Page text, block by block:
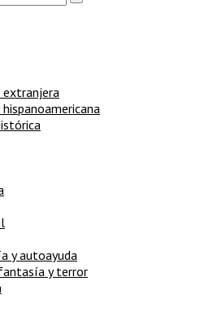
y autoayuda
y terror